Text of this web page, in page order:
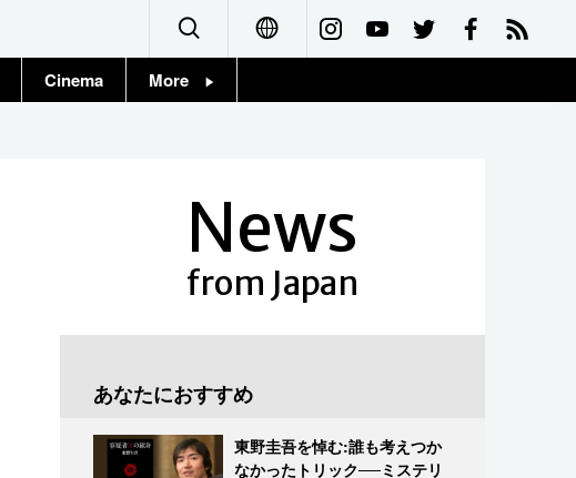
Français
Cinema More
News
from Japan
あなたにおすすめ
東野圭吾を悼む:誰も考えつか
なかったトリック──ミステリ